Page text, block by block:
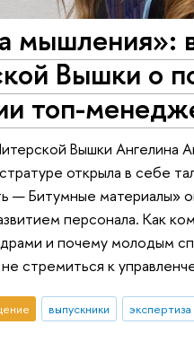
мышления»:
Вышки о
топ-
Вышки Ангелина
открыла в себе
— Битумные материалы»
персонала. Как
и почему молодым
не стремиться к
выпускники экспертиза